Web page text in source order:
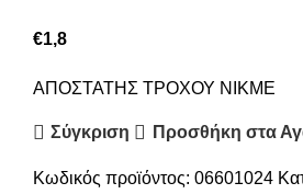
€1,8
ΑΠΟΣΤΑΤΗΣ ΤΡΟΧΟΥ NIKME
Σύγκριση Προσθήκη στα
Κωδικός προϊόντος: 06601024